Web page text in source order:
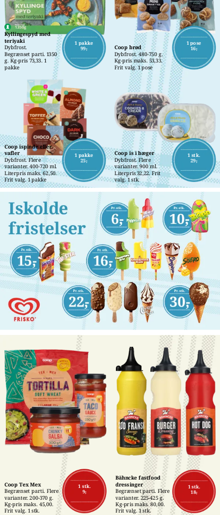
1 pakke
99,-
Kyllingespyd med
teriyaki
Dybfrost.
Begrænset parti. 1350
g. Kg-pris 73,33. 1
pakke
1 pose
16,-
Coop brød
Dybfrost. 480-750 g.
Kg-pris maks. 53,33.
Frit valg. 1 pose
1 pakke
25,-
Coop ispinde eller
vafler
Dybfrost. Flere
varianter. 400-720 ml.
Literpris maks. 62,50.
Frit valg. 1 pakke
1 stk.
29,-
Coop is i bæger
Dybfrost. Flere
varianter. 900 ml.
Literpris 32,22. Frit
valg. 1 stk.
1 stk.
9,-
Coop Tex Mex
Begrænset parti. Flere
varianter. 200-370 g.
Kg-pris maks. 45,00.
Frit valg. 1 stk.
1 stk.
18,-
Bähncke fastfood
dressinger
Begrænset parti. Flere
varianter. 225-425 g.
Kg-pris maks. 80,00.
Frit valg. 1 stk.